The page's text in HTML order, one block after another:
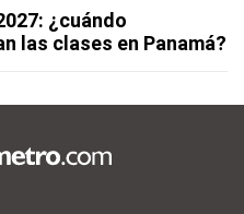
¿cuándo
las clases en Panamá?